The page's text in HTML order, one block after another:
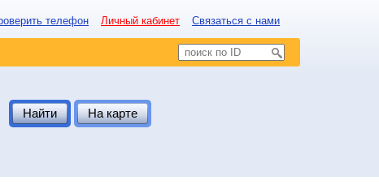
телефон Личный кабинет Связаться с нами
Найти На карте